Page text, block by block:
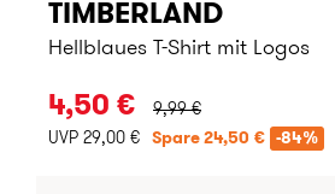
TIMBERLAND
Hellblaues T-Shirt mit Logos
4,50 € URSPRÜNGLICHER PREIS:
9,99 €
UVP 29,00 €
Spare 24,50 € -84%